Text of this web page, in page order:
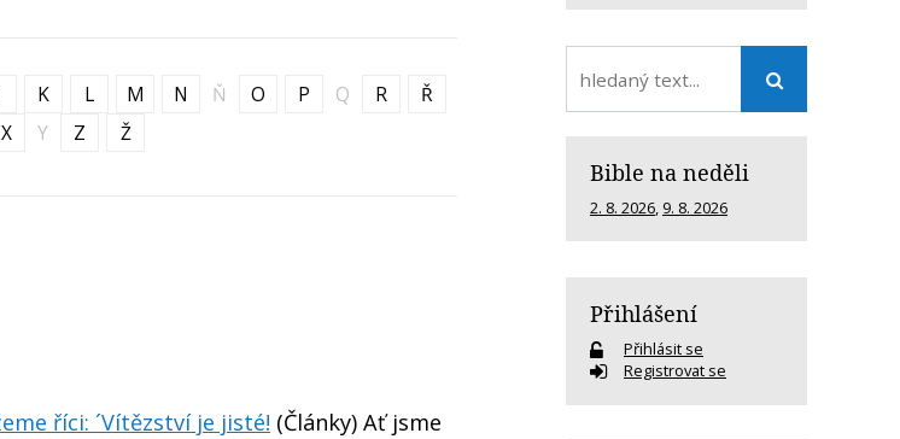
K L M N Ň O P Q R
Ř
X Y Z Ž
říci: ´Vítězství je jisté! (Články) Ať jsme
Bible na neděli
2. 8. 2026, 9. 8. 2026
Přihlášení
Přihlásit se
Registrovat se